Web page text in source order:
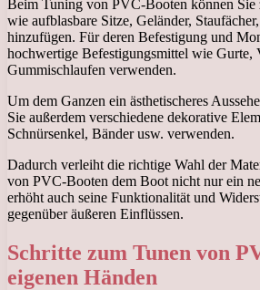
Beim Tuning von PVC-Booten können Sie
wie aufblasbare Sitze, Geländer,
hinzufügen. Für deren Befestigung und
hochwertige Befestigungsmittel wie Gurte,
Gummischlaufen verwenden.
Um dem Ganzen ein ästhetischeres
Sie außerdem verschiedene dekorative
Schnürsenkel, Bänder usw. verwenden.
Dadurch verleiht die richtige Wahl der
von PVC-Booten dem Boot nicht nur ein
erhöht auch seine Funktionalität und
gegenüber äußeren Einflüssen.
Schritte zum Tunen von
eigenen Händen